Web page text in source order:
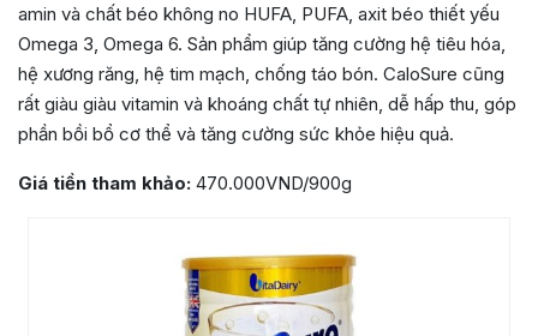
amin và chất béo không no HUFA, PUFA, axit béo thiết yếu
Omega 3, Omega 6. Sản phẩm giúp tăng cường hệ tiêu hóa,
hệ xương răng, hệ tim mạch, chống táo bón. CaloSure cũng
rất giàu giàu vitamin và khoáng chất tự nhiên, dễ hấp thu, góp
phần bồi bổ cơ thể và tăng cường sức khỏe hiệu quả.
Giá tiền tham khảo: 470.000VND/900g